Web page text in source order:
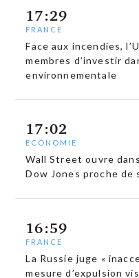
17:29
FRANCE
Face aux incendies,
membres d’investir
environnementale
17:02
ECONOMIE
Wall Street ouvre
Dow Jones proche de
16:59
FRANCE
La Russie juge «
mesure d’expulsion